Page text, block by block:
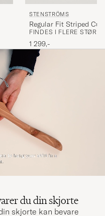
STENSTRÖMS
Regular Fit Striped Cut
Blue/White
FINDES I FLERE
1 299,-
du din skjorte
skjorte kan bevare